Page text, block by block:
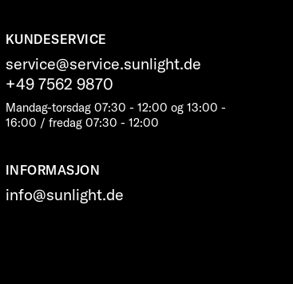
KUNDESERVICE
service@service.sunlight.de
+49 7562 9870
Mandag-torsdag 07:30 - 12:00 og 13:00 -
16:00 / fredag ​​07:30 - 12:00
INFORMASJON
info@sunlight.de